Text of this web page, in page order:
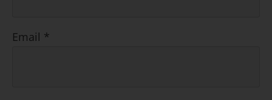
Email *